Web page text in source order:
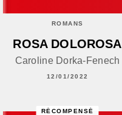
ROMANS
ROSA DOLOROSA
Caroline Dorka-Fenech
12/01/2022
RÉCOMPENSÉ